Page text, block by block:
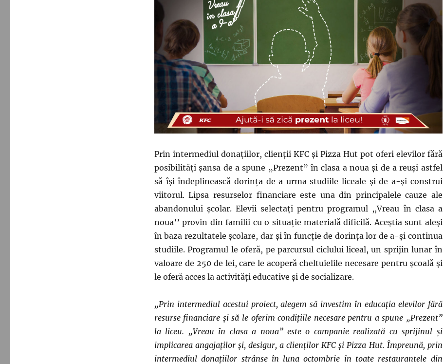
Prin intermediul donațiilor, clienții KFC și Pizza Hut pot oferi elevilor fără
posibilități șansa de a spune „Prezent” în clasa a noua și de a reuși astfel
să își îndeplinească dorința de a urma studiile liceale și de a-și construi
viitorul. Lipsa resurselor financiare este una din principalele cauze ale
abandonului școlar. Elevii selectați pentru programul ,,Vreau în clasa a
noua’’ provin din familii cu o situaţie materială dificilă. Aceștia sunt aleși
în baza rezultatele școlare, dar și în funcție de dorința lor de a-şi continua
studiile. Programul le oferă, pe parcursul ciclului liceal, un sprijin lunar în
valoare de 250 de lei, care le acoperă cheltuielile necesare pentru școală și
le oferă acces la activități educative și de socializare.
„Prin intermediul acestui proiect, alegem să investim în educația elevilor fără
resurse financiare și să le oferim condițiile necesare pentru a spune „Prezent”
la liceu. „Vreau în clasa a noua” este o campanie realizată cu sprijinul și
implicarea angajaților și, desigur, a clienţilor KFC și Pizza Hut. Împreună, prin
intermediul donațiilor strânse în luna octombrie în toate restaurantele din